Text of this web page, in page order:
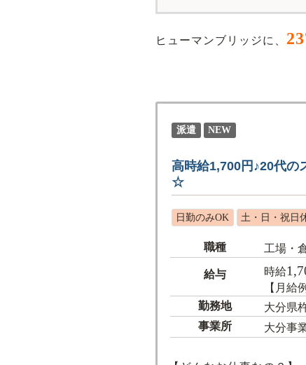
ヒューマンブリッジに、
派遣 NEW
高時給1,700円♪20代
☆
日勤のみOK 土・日・祝日
職種 工場・
給与 時給
【月給
勤務地
大分県
事業所
大分事